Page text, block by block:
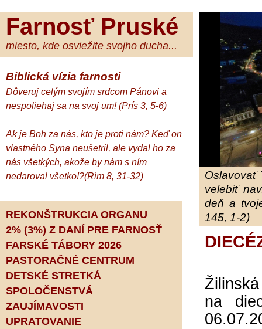
Farnosť Pruské
miesto, kde osviežite svojho ducha...
Biblická vízia farnosti
Dôveruj celým svojím srdcom Pánovi a
nespoliehaj sa na svoj um! (Prís 3, 5-6)
Ak je Boh za nás, kto je proti nám? Keď on
vlastného Syna neušetril, ale vydal ho za
nás všetkých, akože by nám s ním
nedaroval všetko!?(Rim 8, 31-32)
REKONŠTRUKCIA ORGANU
2% (3%) Z DANÍ PRE FARNOSŤ
FARSKÉ TÁBORY 2026
PASTORAČNÉ CENTRUM
DETSKÉ STRETKÁ
SPOLOČENSTVÁ
ZAUJÍMAVOSTI
UPRATOVANIE
Oslavovať
velebiť
deň a
145, 1-2)
na